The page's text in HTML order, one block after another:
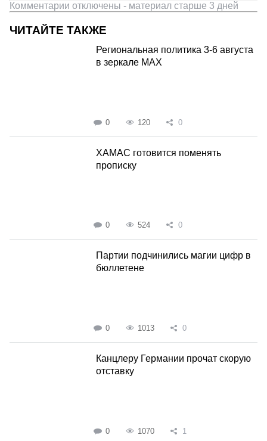
Комментарии отключены - материал старше 3 дней
ЧИТАЙТЕ ТАКЖЕ
Региональная политика 3-6 августа
в зеркале MAX
0 120 0
ХАМАС готовится поменять
прописку
0 524 0
Партии подчинились магии цифр в
бюллетене
0 1013 0
Канцлеру Германии прочат скорую
отставку
0 1070 1